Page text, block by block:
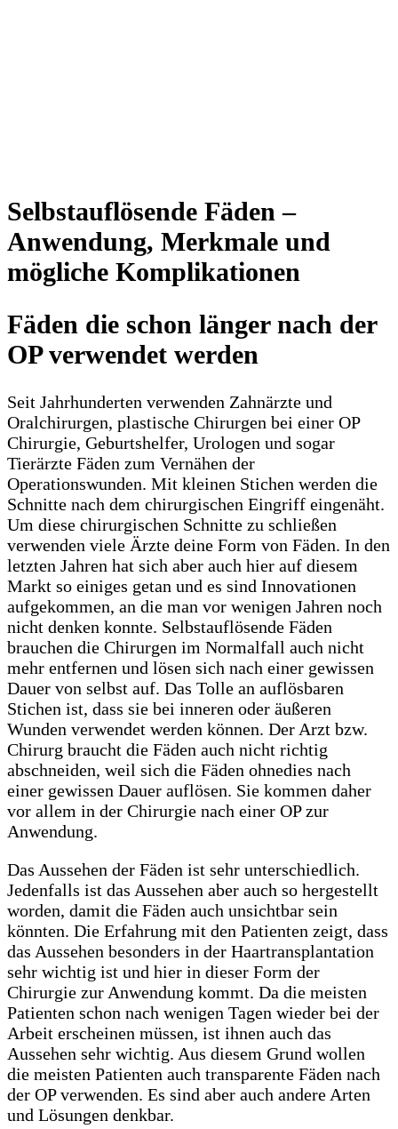
Selbstauflösende Fäden –
Anwendung, Merkmale und
mögliche Komplikationen
Fäden die schon länger nach der
OP verwendet werden
Seit Jahrhunderten verwenden Zahnärzte und
Oralchirurgen, plastische Chirurgen bei einer OP
Chirurgie, Geburtshelfer, Urologen und sogar
Tierärzte Fäden zum Vernähen der
Operationswunden. Mit kleinen Stichen werden die
Schnitte nach dem chirurgischen Eingriff eingenäht.
Um diese chirurgischen Schnitte zu schließen
verwenden viele Ärzte deine Form von Fäden. In den
letzten Jahren hat sich aber auch hier auf diesem
Markt so einiges getan und es sind Innovationen
aufgekommen, an die man vor wenigen Jahren noch
nicht denken konnte. Selbstauflösende Fäden
brauchen die Chirurgen im Normalfall auch nicht
mehr entfernen und lösen sich nach einer gewissen
Dauer von selbst auf. Das Tolle an auflösbaren
Stichen ist, dass sie bei inneren oder äußeren
Wunden verwendet werden können. Der Arzt bzw.
Chirurg braucht die Fäden auch nicht richtig
abschneiden, weil sich die Fäden ohnedies nach
einer gewissen Dauer auflösen. Sie kommen daher
vor allem in der Chirurgie nach einer OP zur
Anwendung.
Das Aussehen der Fäden ist sehr unterschiedlich.
Jedenfalls ist das Aussehen aber auch so hergestellt
worden, damit die Fäden auch unsichtbar sein
könnten. Die Erfahrung mit den Patienten zeigt, dass
das Aussehen besonders in der Haartransplantation
sehr wichtig ist und hier in dieser Form der
Chirurgie zur Anwendung kommt. Da die meisten
Patienten schon nach wenigen Tagen wieder bei der
Arbeit erscheinen müssen, ist ihnen auch das
Aussehen sehr wichtig. Aus diesem Grund wollen
die meisten Patienten auch transparente Fäden nach
der OP verwenden. Es sind aber auch andere Arten
und Lösungen denkbar.